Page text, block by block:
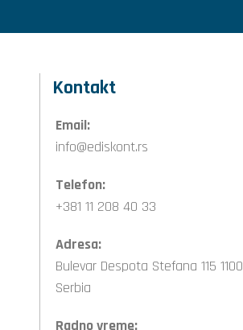
Kontakt
Email:
info@ediskont.rs
Telefon:
+381 11 208 40 33
Adresa:
Bulevar Despota Stefana 115
Serbia
Radno vreme: